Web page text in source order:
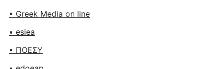
• Greek Media on line
• esiea
• ΠΟΕΣΥ